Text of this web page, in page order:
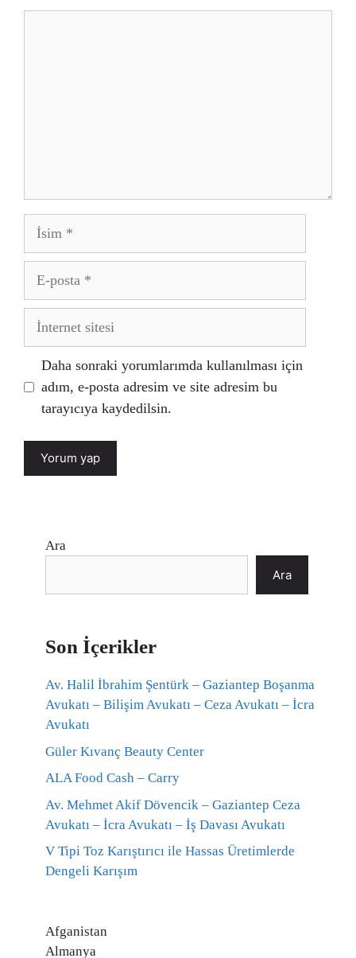
İsim
posta
İnternet
Daha sonraki yorumlarımda kullanılması için
adım, e-posta adresim ve site adresim bu
tarayıcıya kaydedilsin.
Ara
Ara
Son İçerikler
Av. Halil İbrahim Şentürk – Gaziantep Boşanma
Avukatı – Bilişim Avukatı – Ceza Avukatı – İcra
Avukatı
Güler Kıvanç Beauty Center
ALA Food Cash – Carry
Av. Mehmet Akif Dövencik – Gaziantep Ceza
Avukatı – İcra Avukatı – İş Davası Avukatı
V Tipi Toz Karıştırıcı ile Hassas Üretimlerde
Dengeli Karışım
Afganistan
Almanya